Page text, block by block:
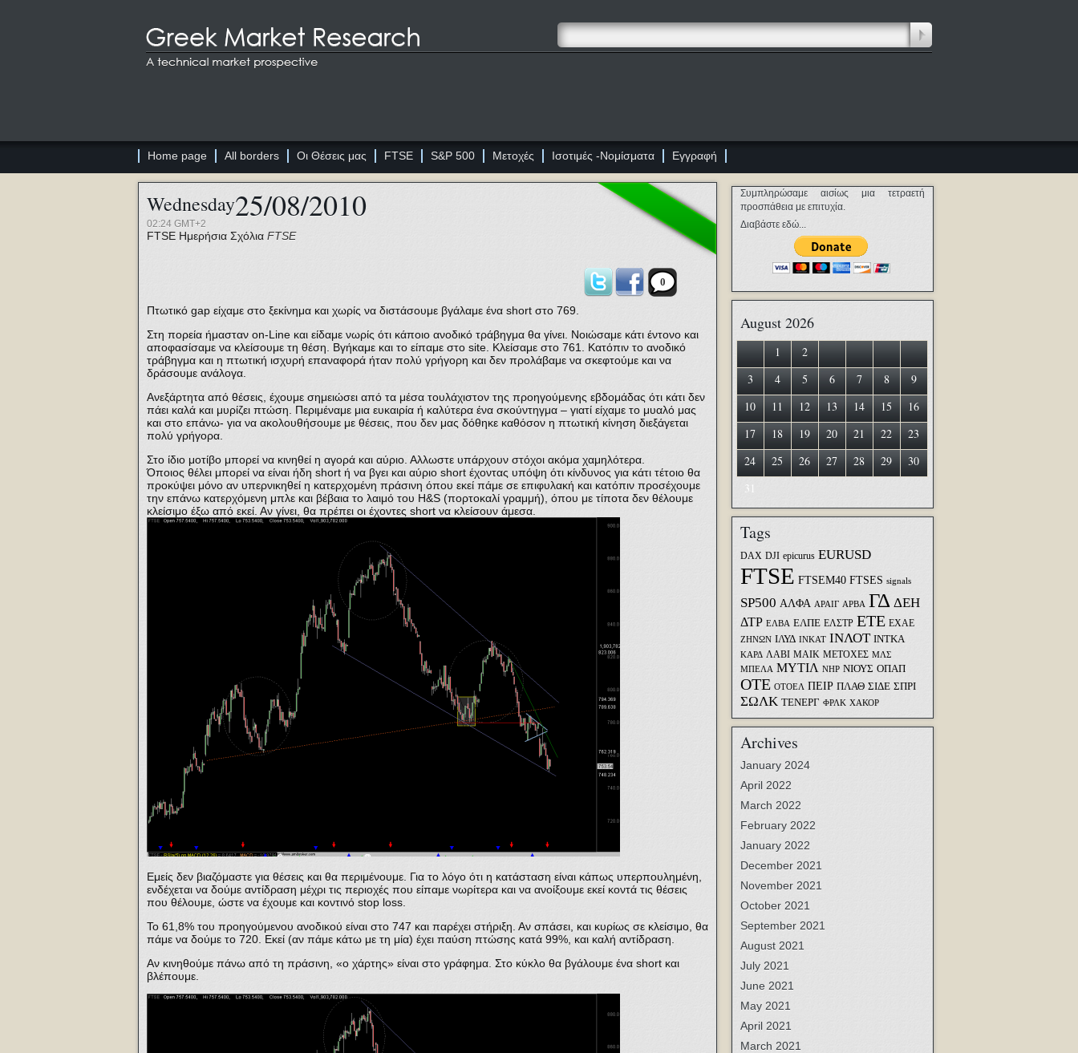
Home page All borders Οι Θέσεις μας FTSE S&P 500 Μετοχές Ισοτιμές -Νομίσματα Εγγραφή
Wednesday25/08/2010
02:24 GMT+2
FTSE Ημερήσια Σχόλια FTSE
0
Πτωτικό gap είχαμε στο ξεκίνημα και χωρίς να διστάσουμε βγάλαμε ένα short στο 769.
Στη πορεία ήμασταν on-Line και είδαμε νωρίς ότι κάποιο ανοδικό τράβηγμα θα γίνει. Νοιώσαμε κάτι έντονο και
αποφασίσαμε να κλείσουμε τη θέση. Βγήκαμε και το είπαμε στο site. Κλείσαμε στο 761. Κατόπιν το ανοδικό
τράβηγμα και η πτωτική ισχυρή επαναφορά ήταν πολύ γρήγορη και δεν προλάβαμε να σκεφτούμε και να
δράσουμε ανάλογα.
Ανεξάρτητα από θέσεις, έχουμε σημειώσει από τα μέσα τουλάχιστον της προηγούμενης εβδομάδας ότι κάτι δεν
πάει καλά και μυρίζει πτώση. Περιμέναμε μια ευκαιρία ή καλύτερα ένα σκούντηγμα – γιατί είχαμε το μυαλό μας
και στο επάνω- για να ακολουθήσουμε με θέσεις, που δεν μας δόθηκε καθόσον η πτωτική κίνηση διεξάγεται
πολύ γρήγορα.
Στο ίδιο μοτίβο μπορεί να κινηθεί η αγορά και αύριο. Αλλωστε υπάρχουν στόχοι ακόμα χαμηλότερα.
Όποιος θέλει μπορεί να είναι ήδη short ή να βγει και αύριο short έχοντας υπόψη ότι κίνδυνος για κάτι τέτοιο θα
προκύψει μόνο αν υπερνικηθεί η κατερχομένη πράσινη όπου εκεί πάμε σε επιφυλακή και κατόπιν προσέχουμε
την επάνω κατερχόμενη μπλε και βέβαια το λαιμό του H&S (πορτοκαλί γραμμή), όπου με τίποτα δεν θέλουμε
κλείσιμο έξω από εκεί. Αν γίνει, θα πρέπει οι έχοντες short να κλείσουν άμεσα.
Εμείς δεν βιαζόμαστε για θέσεις και θα περιμένουμε. Για το λόγο ότι η κατάσταση είναι κάπως υπερπουλημένη,
ενδέχεται να δούμε αντίδραση μέχρι τις περιοχές που είπαμε νωρίτερα και να ανοίξουμε εκεί κοντά τις θέσεις
που θέλουμε, ώστε να έχουμε και κοντινό stop loss.
Το 61,8% του προηγούμενου ανοδικού είναι στο 747 και παρέχει στήριξη. Αν σπάσει, και κυρίως σε κλείσιμο, θα
πάμε να δούμε το 720. Εκεί (αν πάμε κάτω με τη μία) έχει παύση πτώσης κατά 99%, και καλή αντίδραση.
Αν κινηθούμε πάνω από τη πράσινη, «ο χάρτης» είναι στο γράφημα. Στο κύκλο θα βγάλουμε ένα short και
βλέπουμε.
Συμπληρώσαμε αισίως μια τετραετή
προσπάθεια με επιτυχία.
Διαβάστε εδώ...
August 2026
1
2
3
4 5 6 7 8
9
10
11 12 13 14 15
16
17
18 19 20 21 22
23
24
25 26 27 28 29
30
31
Tags
DAX DJI epicurus EURUSD
FTSE FTSEM40 FTSES signals
SP500 ΑΛΦΑ ΑΡΑΙΓ ΑΡΒΑ ΓΔ ΔΕΗ
ΔΤΡ ΕΛΒΑ ΕΛΠΕ ΕΛΣΤΡ ΕΤΕ ΕΧΑΕ
ΖΗΝΩΝ ΙΛΥΔ ΙΝΚΑΤ ΙΝΛΟΤ ΙΝΤΚΑ
ΚΑΡΔ ΛΑΒΙ ΜΑΙΚ ΜΕΤΟΧΕΣ ΜΛΣ
ΜΠΕΛΑ ΜΥΤΙΛ ΝΗΡ ΝΙΟΥΣ ΟΠΑΠ
ΟΤΕ ΟΤΟΕΛ ΠΕΙΡ ΠΛΑΘ ΣΙΔΕ ΣΠΡΙ
ΣΩΛΚ ΤΕΝΕΡΓ ΦΡΛΚ ΧΑΚΟΡ
Archives
January 2024
April 2022
March 2022
February 2022
January 2022
December 2021
November 2021
October 2021
September 2021
August 2021
July 2021
June 2021
May 2021
April 2021
March 2021